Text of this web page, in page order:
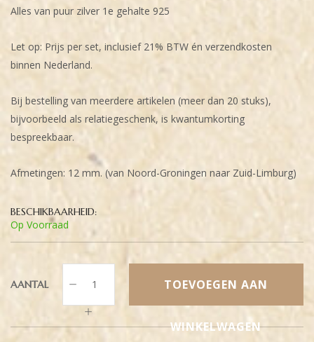
Alles van puur zilver 1e gehalte 925
Let op: Prijs per set, inclusief 21% BTW én verzendkosten
binnen Nederland.
Bij bestelling van meerdere artikelen (meer dan 20 stuks),
bijvoorbeeld als relatiegeschenk, is kwantumkorting
bespreekbaar.
Afmetingen: 12 mm. (van Noord-Groningen naar Zuid-Limburg)
BESCHIKBAARHEID:
Op Voorraad
AANTAL TOEVOEGEN AAN
WINKELWAGEN